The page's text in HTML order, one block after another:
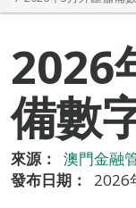
2026
備數
來源：
澳門金融
發布日期：
2026